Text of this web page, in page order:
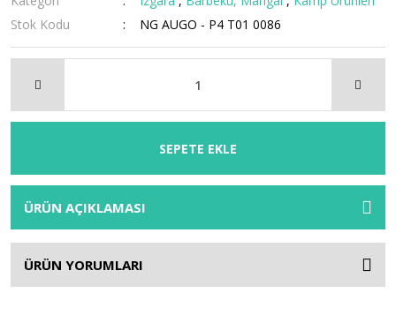
Stok Kodu
NG AUGO - P4 T01 0086
SEPETE EKLE
ÜRÜN AÇIKLAMASI
ÜRÜN YORUMLARI